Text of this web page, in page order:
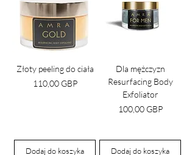
Złoty peeling do ciała
Cena
110,00 GBP
Dodaj do koszyka
Dla mężczyzn
Resurfacing Body
Exfoliator
Cena
100,00 GBP
Dodaj do koszyka